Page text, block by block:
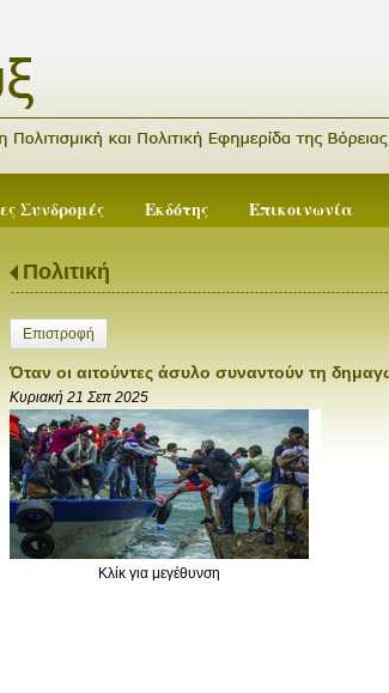
Συνδρομές Εκδότης Επικοινωνία
Πολιτική
Επιστροφή
Όταν οι αιτούντες άσυλο συναντούν τη
Κυριακή 21 Σεπ 2025
Κλίκ για μεγέθυνση